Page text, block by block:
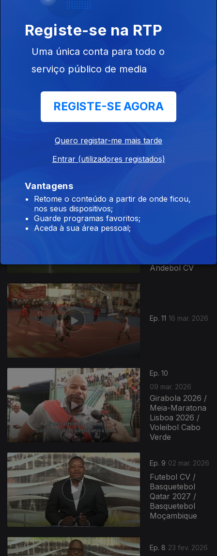
Ep. 14
06 abr. 2026
Futebol CV /
Apuramento
CAN 2027 /
Ep. 12
Andebol CV
Ep. 11 16 mar. 2026
Ep. 10
09 mar. 2026
Girabola 2026 /
Meia-Maratona
Lisboa 2026 /
Voleibol Cabo
Verde
Ep. 9 02 mar. 2026
Futebol CV /
Basquetebol
Qatar 2027 /
Basquetebol
Moçambique
Ep. 8 23 fev. 2026
910815
Registe-se na RTP
Uma única conta para todo o
serviço público de media
REGISTE-SE AGORA
Quero registar-me mais tarde
Entrar (utilizadores registados)
Vantagens
Retome o conteúdo a partir de onde ficou,
nos seus dispositivos;
Guarde programas favoritos;
Aceda à sua área pessoal;